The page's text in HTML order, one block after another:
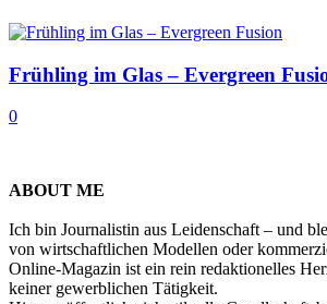
Frühling im Glas – Evergreen
0
ABOUT ME
Ich bin Journalistin aus Leidenschaft – und
von wirtschaftlichen Modellen oder
Online-Magazin ist ein rein redaktionelles
keiner gewerblichen Tätigkeit.